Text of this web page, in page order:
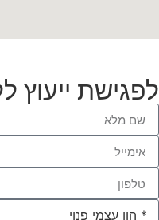
לפגישת ייעוץ